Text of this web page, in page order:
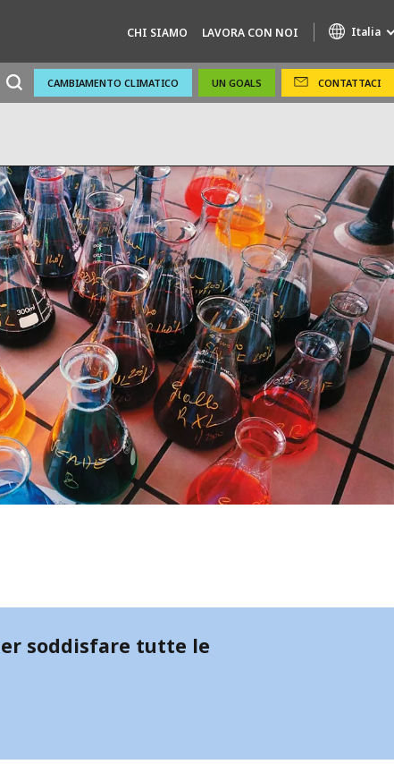
CHI SIAMO LAVORA CON NOI Italia
CAMBIAMENTO CLIMATICO UN GOALS CONTATTACI
soddisfare tutte le